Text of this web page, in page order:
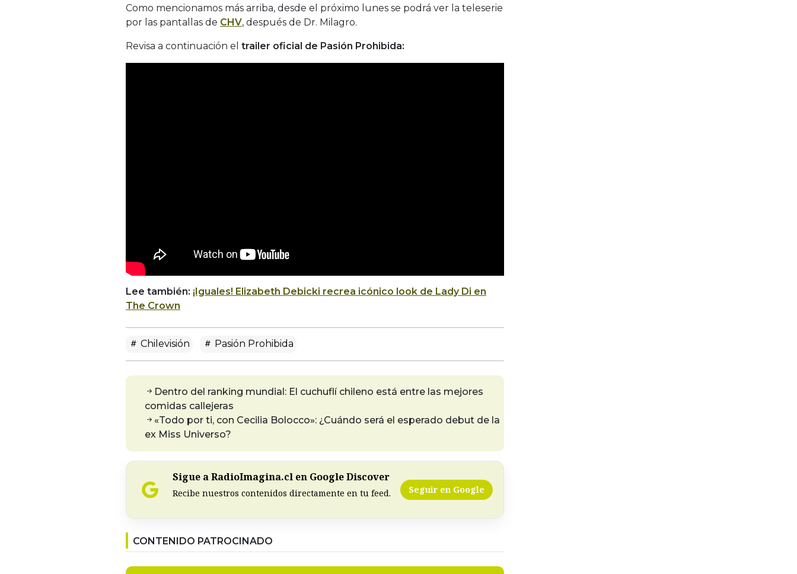
Como mencionamos más arriba, desde el próximo lunes se podrá ver la teleserie
por las pantallas de CHV, después de Dr. Milagro.
Revisa a continuación el trailer oficial de Pasión Prohibida:
Lee también: ¡Iguales! Elizabeth Debicki recrea icónico look de Lady Di en
The Crown
Chilevisión Pasión Prohibida
Dentro del ranking mundial: El cuchuflí chileno está entre las mejores
comidas callejeras
«Todo por ti, con Cecilia Bolocco»: ¿Cuándo será el esperado debut de la
ex Miss Universo?
Sigue a RadioImagina.cl en Google Discover
Recibe nuestros contenidos directamente en tu feed. Seguir en Google
CONTENIDO PATROCINADO